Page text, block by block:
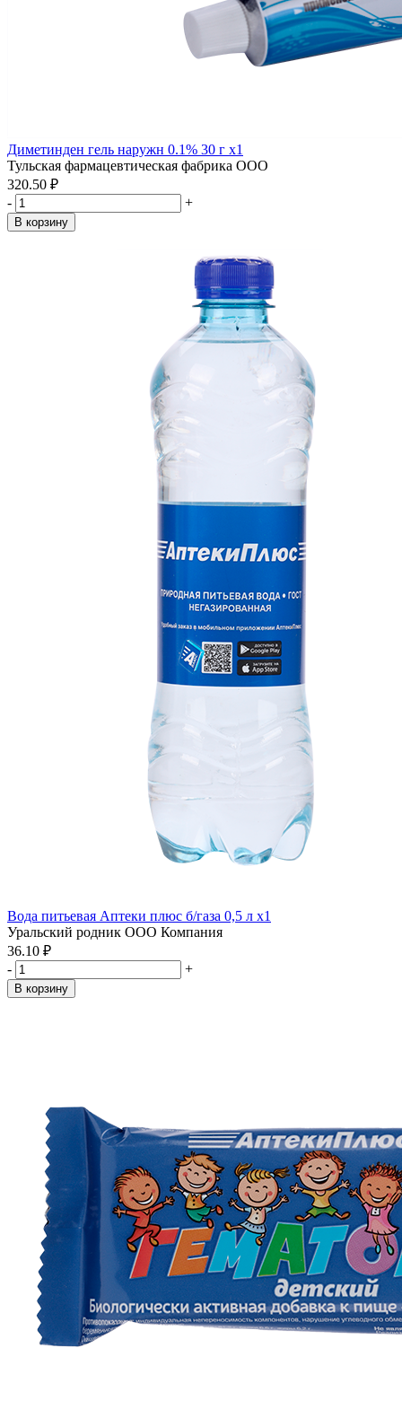
Диметинден гель наружн 0.1% 30 г x1
Тульская фармацевтическая фабрика ООО
320.50 ₽
-
+
В корзину
Вода питьевая Аптеки плюс б/газа 0,5 л x1
Уральский родник ООО Компания
36.10 ₽
-
+
В корзину